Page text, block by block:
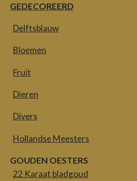
GEDECOREERD
Delftsblauw
Bloemen
Fruit
Dieren
Divers
Hollandse Meesters
GOUDEN OESTERS
22 Karaat bladgoud